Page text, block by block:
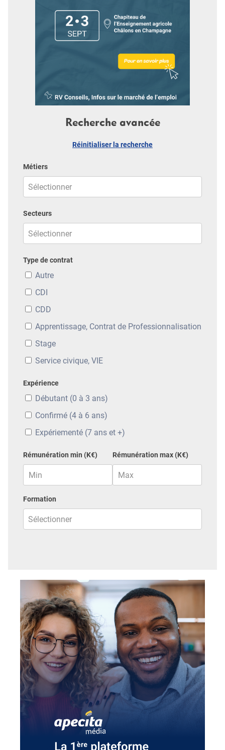
Recherche avancée
Réinitialiser la recherche
Métiers
Secteurs
Type de contrat
Autre
CDI
CDD
Apprentissage, Contrat de Professionnalisation
Stage
Service civique, VIE
Expérience
Débutant (0 à 3 ans)
Confirmé (4 à 6 ans)
Expériementé (7 ans et +)
Rémunération min (K€) Rémunération max (K€)
Formation